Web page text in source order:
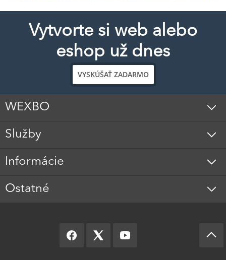
Vytvorte si web alebo
eshop už dnes
VYSKÚŠAŤ ZADARMO
WEXBO
Služby
Informácie
Ostatné